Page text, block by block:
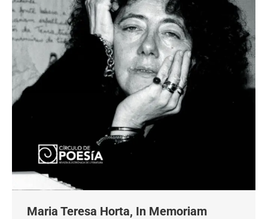
Maria Teresa Horta, In Memoriam